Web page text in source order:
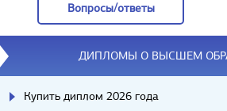
Вопросы/ответы
Вопросы/ответы
ДИПЛОМЫ О ВЫСШЕМ
Купить диплом 2026 года